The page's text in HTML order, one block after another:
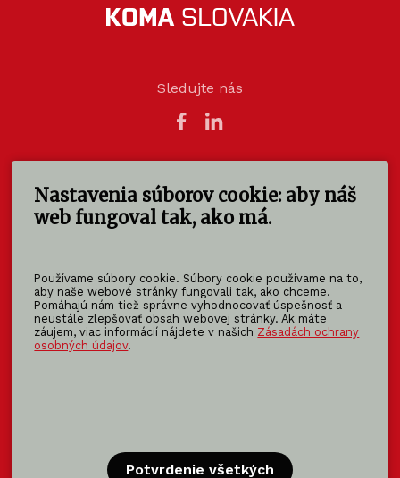
Nastavenia súborov cookie: aby náš
web fungoval tak, ako má.
Používame súbory cookie. Súbory cookie používame na to,
aby naše webové stránky fungovali tak, ako chceme.
Pomáhajú nám tiež správne vyhodnocovať úspešnosť a
neustále zlepšovať obsah webovej stránky. Ak máte
záujem, viac informácií nájdete v našich Zásadách ochrany
osobných údajov.
Potvrdenie všetkých
Sledujte nás
KOMA SLOVAKIA s.r.o.
Štúrova 140
949 01 Nitra - Mlynárce
info@koma-slovakia.sk
+ 421 37 6518 325
Patríme do rodiny KOMA FAMILY